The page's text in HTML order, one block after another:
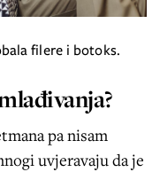
filere i botoks.
pa nisam
uvjeravaju da je